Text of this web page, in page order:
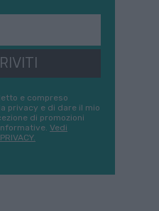
e compreso
privacy e di dare il mio
di promozioni
Vedi